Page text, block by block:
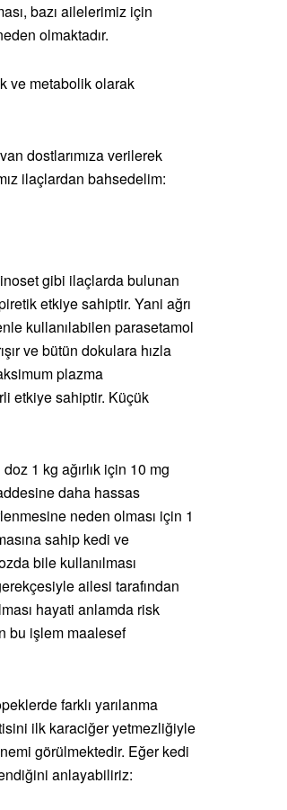
bazı ailelerimiz için
olmaktadır.
ve metabolik olarak
dostlarımıza verilerek
ilaçlardan bahsedelim:
gibi ilaçlarda bulunan
etkiye sahiptir. Yani ağrı
kullanılabilen parasetamol
ve bütün dokulara hızla
plazma
etkiye sahiptir. Küçük
1 kg ağırlık için 10 mg
daha hassas
neden olması için 1
sahip kedi ve
bile kullanılması
ailesi tarafından
hayati anlamda risk
bu işlem maalesef
farklı yarılanma
ilk karaciğer yetmezliğiyle
görülmektedir. Eğer kedi
anlayabiliriz: